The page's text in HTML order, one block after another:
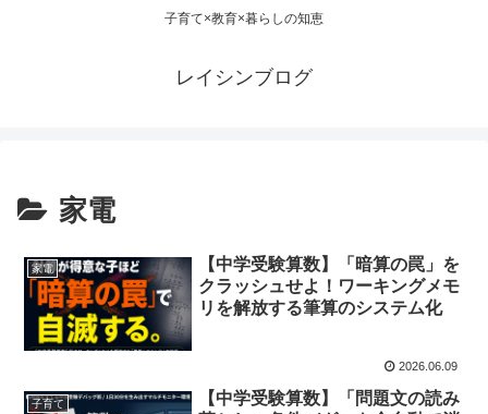
子育て×教育×暮らしの知恵
レイシンブログ
家電
家電
【中学受験算数】「暗算の罠」を
クラッシュせよ！ワーキングメモ
リを解放する筆算のシステム化
2026.06.09
子育て
【中学受験算数】「問題文の読み